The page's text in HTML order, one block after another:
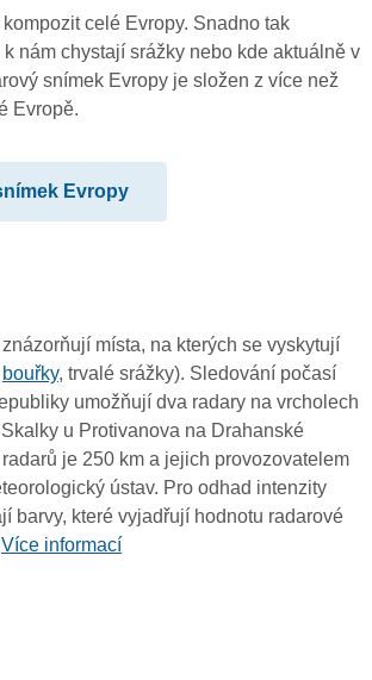
celé Evropy. Snadno tak
nám chystají srážky nebo kde aktuálně v
snímek Evropy je složen z více než
Evropě.
Evropy
místa, na kterých se vyskytují
bouřky, trvalé srážky). Sledování počasí
umožňují dva radary na vrcholech
u Protivanova na Drahanské
je 250 km a jejich provozovatelem
ústav. Pro odhad intenzity
barvy, které vyjadřují hodnotu radarové
Více informací